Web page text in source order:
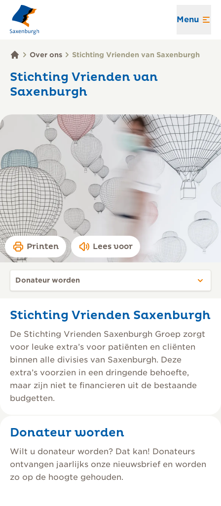
Menu
Over ons Stichting Vrienden van Saxenburgh
Stichting Vrienden van
Saxenburgh
Printen Lees voor
Stichting Vrienden Saxenburgh
De Stichting Vrienden Saxenburgh Groep zorgt
voor leuke extra’s voor patiënten en cliënten
binnen alle divisies van Saxenburgh. Deze
extra’s voorzien in een dringende behoefte,
maar zijn niet te financieren uit de bestaande
budgetten.
Donateur worden
Wilt u donateur worden? Dat kan! Donateurs
ontvangen jaarlijks onze nieuwsbrief en worden
zo op de hoogte gehouden.